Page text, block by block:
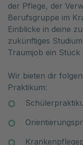
der Pflege, der
Berufsgruppe im
Einblicke in deine
zukünftiges
Traumjob ein
Wir bieten dir
Praktikum: